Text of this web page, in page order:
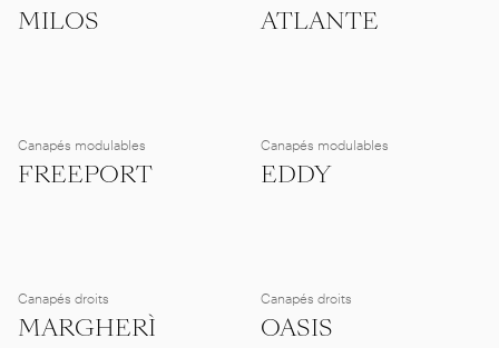
MILOS ATLANTE
Canapés modulables
FREEPORT
Canapés modulables
EDDY
Canapés droits
MARGHERÌ
Canapés droits
OASIS